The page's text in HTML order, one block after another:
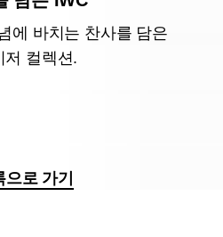
에 바치는 찬사를 담은
저 컬렉션.
으로 가기